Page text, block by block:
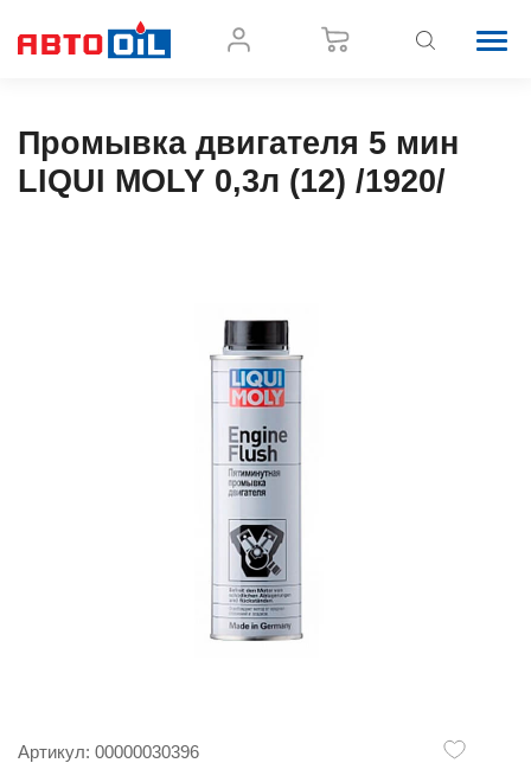
Промывка двигателя 5 мин
LIQUI MOLY 0,3л (12) /1920/
Артикул: 00000030396